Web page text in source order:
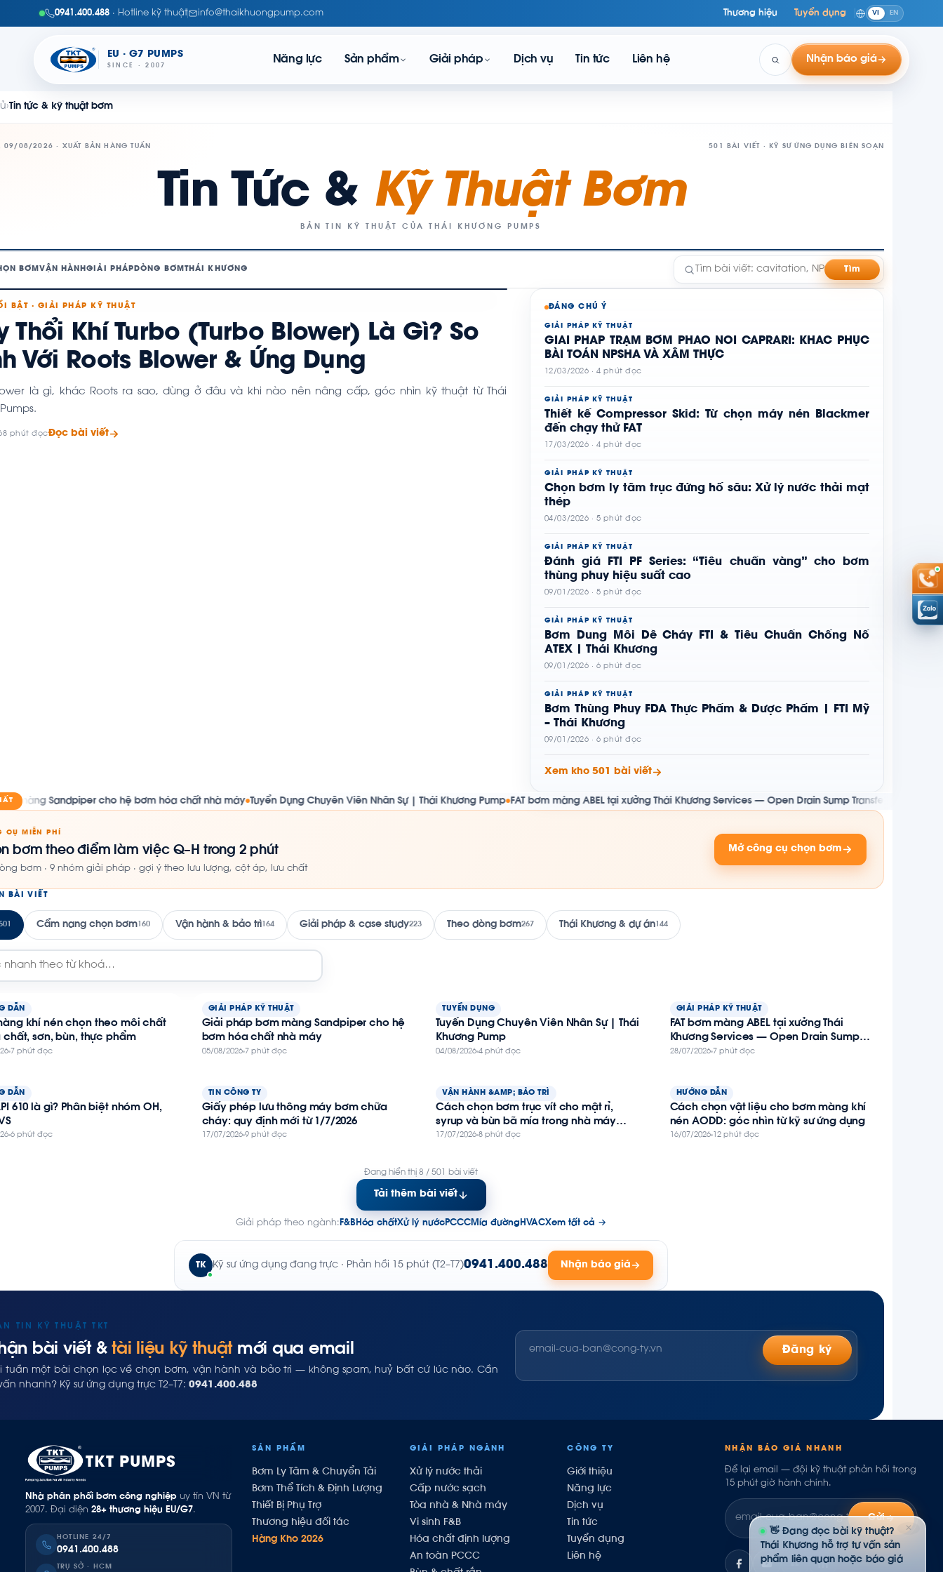
0941.400.488 · Hotline kỹ thuật info@thaikhuongpump.com Thương hiệu Tuyển dụng VI EN
EU · G7 PUMPS
SINCE · 2007
Năng lực Sản phẩm Giải pháp Dịch vụ Tin tức Liên hệ Nhận báo giá
› Tin tức & kỹ thuật bơm
09/08/2026 · XUẤT BẢN HÀNG TUẦN 501 BÀI VIẾT · KỸ SƯ ỨNG DỤNG BIÊN SOẠN
Tin Tức & Kỹ Thuật Bơm
BẢN TIN KỸ THUẬT CỦA THÁI KHƯƠNG PUMPS
BƠMVẬN HÀNHGIẢI PHÁP DÒNG BƠM THÁI KHƯƠNG Tìm
BẬT · GIẢI PHÁP KỸ THUẬT
Thổi Khí Turbo (Turbo Blower) Là Gì? So
Với Roots Blower & Ứng Dụng
là gì, khác Roots ra sao, dùng ở đâu và khi nào nên nâng cấp, góc nhìn kỹ thuật từ Thái
8 phút đọcĐọc bài viết
ĐÁNG CHÚ Ý
GIẢI PHÁP KỸ THUẬT
GIẢI PHÁP TRẠM BƠM PHAO NỔI CAPRARI: KHẮC PHỤC
BÀI TOÁN NPSHA VÀ XÂM THỰC
12/03/2026 · 4 phút đọc
GIẢI PHÁP KỸ THUẬT
Thiết kế Compressor Skid: Từ chọn máy nén Blackmer
đến chạy thử FAT
17/03/2026 · 4 phút đọc
GIẢI PHÁP KỸ THUẬT
Chọn bơm ly tâm trục đứng hố sâu: Xử lý nước thải mạt
thép
04/03/2026 · 5 phút đọc
GIẢI PHÁP KỸ THUẬT
Đánh giá FTI PF Series: “Tiêu chuẩn vàng” cho bơm
thùng phuy hiệu suất cao
09/01/2026 · 5 phút đọc
GIẢI PHÁP KỸ THUẬT
Bơm Dung Môi Dễ Cháy FTI & Tiêu Chuẩn Chống Nổ
ATEX | Thái Khương
09/01/2026 · 6 phút đọc
GIẢI PHÁP KỸ THUẬT
Bơm Thùng Phuy FDA Thực Phẩm & Dược Phẩm | FTI Mỹ
– Thái Khương
09/01/2026 · 6 phút đọc
Xem kho 501 bài viết
cho hệ bơm hóa chất nhà máy●Tuyển Dụng Chuyên Viên Nhân Sự | Thái Khương Pump● FAT bơm màng ABEL tại xưởng Thái Khương Services — Open Drain Sump Transfer Pump cho giàn BK-
CỤ MIỄN PHÍ
bơm theo điểm làm việc Q–H trong 2 phút
bơm · 9 nhóm giải pháp · gợi ý theo lưu lượng, cột áp, lưu chất
Mở công cụ chọn bơm
BÀI VIẾT
Cẩm nang chọn bơm 160 Vận hành & bảo trì 164 Giải pháp & case study223 Theo dòng bơm267 Thái Khương & dự án 144
DẪN
khí nén chọn theo môi chất
sơn, bùn, thực phẩm
7 phút đọc
GIẢI PHÁP KỸ THUẬT
Giải pháp bơm màng Sandpiper cho hệ
bơm hóa chất nhà máy
05/08/2026 7 phút đọc
TUYỂN DỤNG
Tuyển Dụng Chuyên Viên Nhân Sự | Thái
Khương Pump
04/08/2026 4 phút đọc
GIẢI PHÁP KỸ THUẬT
FAT bơm màng ABEL tại xưởng Thái
Khương Services — Open Drain Sump
Transfer Pump cho giàn BK-TNHA, dự án
28/07/2026 7 phút đọc
DẪN
610 là gì? Phân biệt nhóm OH,
6 phút đọc
TIN CÔNG TY
Giấy phép lưu thông máy bơm chữa
cháy: quy định mới từ 1/7/2026
17/07/2026 9 phút đọc
VẬN HÀNH &AMP; BẢO TRÌ
Cách chọn bơm trục vít cho mật rỉ,
syrup và bùn bã mía trong nhà máy
đường
17/07/2026 8 phút đọc
HƯỚNG DẪN
Cách chọn vật liệu cho bơm màng khí
nén AODD: góc nhìn từ kỹ sư ứng dụng
16/07/2026 12 phút đọc
Đang hiển thị 8 / 501 bài viết
Tải thêm bài viết
Giải pháp theo ngành: F&BHóa chấtXử lý nướcPCCCMía đườngHVACXem tất cả →
TK Kỹ sư ứng dụng đang trực · Phản hồi 15 phút (T2–T7)0941.400.488 Nhận báo giá
TIN KỸ THUẬT TKT
bài viết &tài liệu kỹ thuậtmới qua email
tuần một bài chọn lọc về chọn bơm, vận hành và bảo trì — không spam, huỷ bất cứ lúc nào. Cần
nhanh? Kỹ sư ứng dụng trực T2–T7: 0941.400.488
Đăng ký
TKT PUMPS
Nhà phân phối bơm công nghiệp uy tín VN từ
2007. Đại diện 28+ thương hiệu EU/G7.
HOTLINE 24/7
0941.400.488
TRỤ SỞ · HCM
SẢN PHẨM
Bơm Ly Tâm & Chuyển Tải
Bơm Thể Tích & Định Lượng
Thiết Bị Phụ Trợ
Thương hiệu đối tác
Hàng Kho 2026
GIẢI PHÁP NGÀNH
Xử lý nước thải
Cấp nước sạch
Tòa nhà & Nhà máy
Vi sinh F&B
Hóa chất định lượng
An toàn PCCC
CÔNG TY
Giới thiệu
Năng lực
Dịch vụ
Tin tức
Tuyển dụng
Liên hệ
NHẬN BÁO GIÁ NHANH
Để lại email — đội kỹ thuật phản hồi trong
15 phút giờ hành chính.
Gửi
ZL
✕
👋 Đang đọc bài kỹ thuật?
Thái Khương hỗ trợ tư vấn sản
phẩm liên quan hoặc báo giá